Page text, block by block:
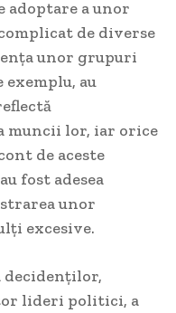
adoptare a unor
de diverse
unor grupuri
au
muncii lor, iar orice
de aceste
fost adesea
unor
excesive.
decidenților,
lideri politici, a